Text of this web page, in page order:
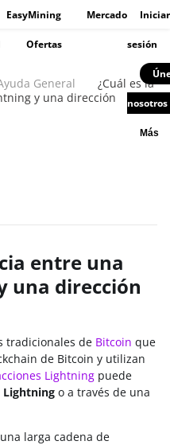
EasyMining Mercado
Ofertas
Iniciar
sesión
nosotros
Más
General
¿Cuál es la
y una dirección
entre una
una dirección
tradicionales de Bitcoin que
de Bitcoin y utilizan
Lightning puede
Lightning o a través de una
larga cadena de